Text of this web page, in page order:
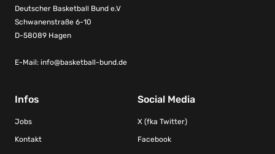
Deutscher Basketball Bund e.V
Schwanenstraße 6-10
D-58089 Hagen
E-Mail: info@basketball-bund.de
Infos
Jobs
Kontakt
Social Media
X (fka Twitter)
Facebook